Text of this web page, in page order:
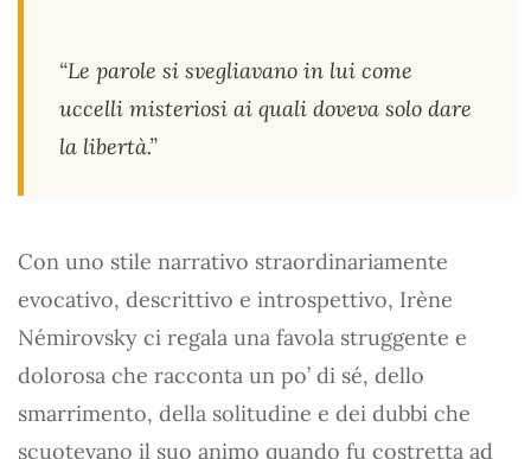
“Le parole si svegliavano in lui come
uccelli misteriosi ai quali doveva solo dare
la libertà.”
Con uno stile narrativo straordinariamente
evocativo, descrittivo e introspettivo, Irène
Némirovsky ci regala una favola struggente e
dolorosa che racconta un po’ di sé, dello
smarrimento, della solitudine e dei dubbi che
scuotevano il suo animo quando fu costretta ad